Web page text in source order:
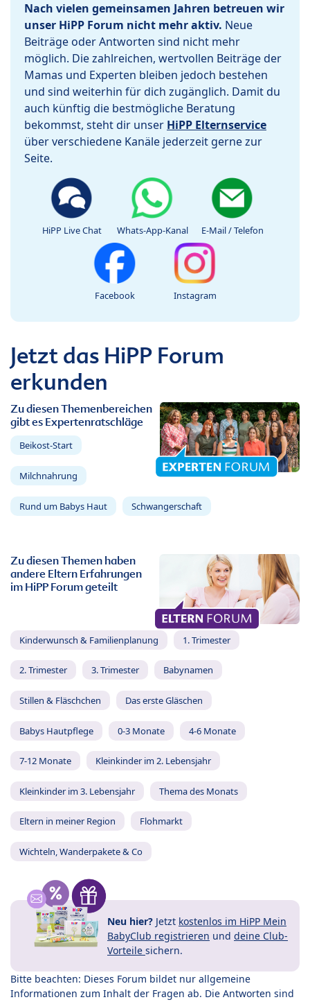
Nach vielen gemeinsamen Jahren betreuen wir
unser HiPP Forum nicht mehr aktiv. Neue
Beiträge oder Antworten sind nicht mehr
möglich. Die zahlreichen, wertvollen Beiträge der
Mamas und Experten bleiben jedoch bestehen
und sind weiterhin für dich zugänglich. Damit du
auch künftig die bestmögliche Beratung
bekommst, steht dir unser HiPP Elternservice
über verschiedene Kanäle jederzeit gerne zur
Seite.
HiPP Live Chat Whats-App-Kanal E-Mail / Telefon
Facebook Instagram
Jetzt das HiPP Forum
erkunden
Zu diesen Themenbereichen
gibt es Expertenratschläge
Beikost-Start
Milchnahrung
Rund um Babys Haut Schwangerschaft
Zu diesen Themen haben
andere Eltern Erfahrungen
im HiPP Forum geteilt
Kinderwunsch & Familienplanung 1. Trimester
2. Trimester 3. Trimester Babynamen
Stillen & Fläschchen Das erste Gläschen
Babys Hautpflege 0-3 Monate 4-6 Monate
7-12 Monate Kleinkinder im 2. Lebensjahr
Kleinkinder im 3. Lebensjahr Thema des Monats
Eltern in meiner Region Flohmarkt
Wichteln, Wanderpakete & Co
Neu hier? Jetzt kostenlos im HiPP Mein
BabyClub registrieren und deine Club-
Vorteile sichern.
Bitte beachten: Dieses Forum bildet nur allgemeine
Informationen zum Inhalt der Fragen ab. Die Antworten sind